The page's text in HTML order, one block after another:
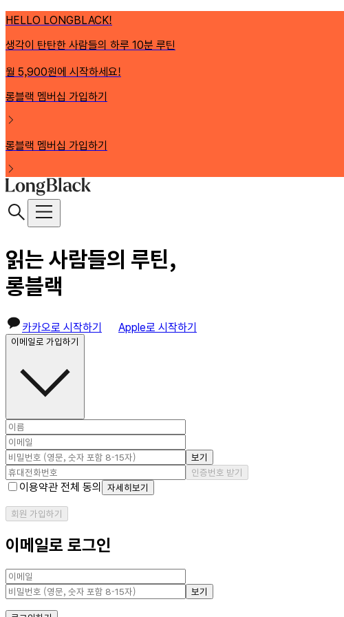
HELLO LONGBLACK!
생각이 탄탄한 사람들의 하루 10분 루틴
월 5,900원에 시작하세요!
롱블랙 멤버십 가입하기
롱블랙 멤버십 가입하기
읽는 사람들의 루틴,
롱블랙
카카오로 시작하기 Apple로 시작하기
이메일로 가입하기
보기
인증번호 받기
이용약관 전체 동의 자세히보기
회원 가입하기
이메일로 로그인
보기